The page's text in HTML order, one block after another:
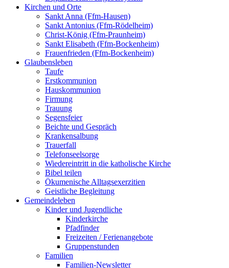
Kirchen und Orte
Sankt Anna (Ffm-Hausen)
Sankt Antonius (Ffm-Rödelheim)
Christ-König (Ffm-Praunheim)
Sankt Elisabeth (Ffm-Bockenheim)
Frauenfrieden (Ffm-Bockenheim)
Glaubensleben
Taufe
Erstkommunion
Hauskommunion
Firmung
Trauung
Segensfeier
Beichte und Gespräch
Krankensalbung
Trauerfall
Telefonseelsorge
Wiedereintritt in die katholische Kirche
Bibel teilen
Ökumenische Alltagsexerzitien
Geistliche Begleitung
Gemeindeleben
Kinder und Jugendliche
Kinderkirche
Pfadfinder
Freizeiten / Ferienangebote
Gruppenstunden
Familien
Familien-Newsletter